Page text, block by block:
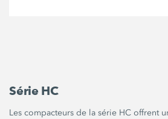
Série HC
Les compacteurs de la série HC offrent